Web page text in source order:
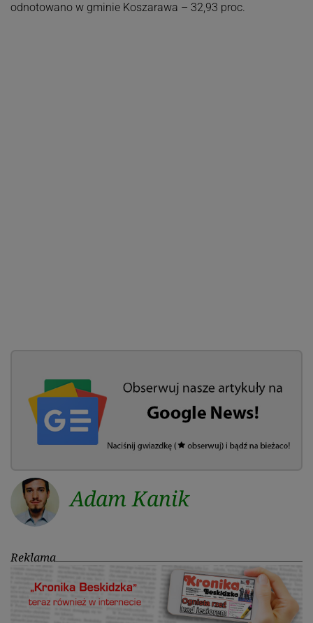
odnotowano w gminie Koszarawa – 32,93 proc.
Adam Kanik
Reklama